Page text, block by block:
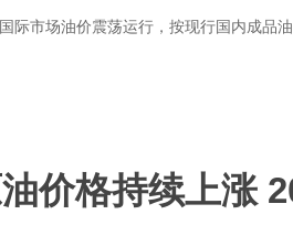
际市场油价震荡运行，按现行国内成品
价格持续上涨